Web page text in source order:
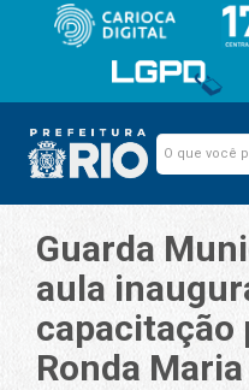
Guarda
aula
capacitação
Ronda